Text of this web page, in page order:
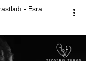
- Esra